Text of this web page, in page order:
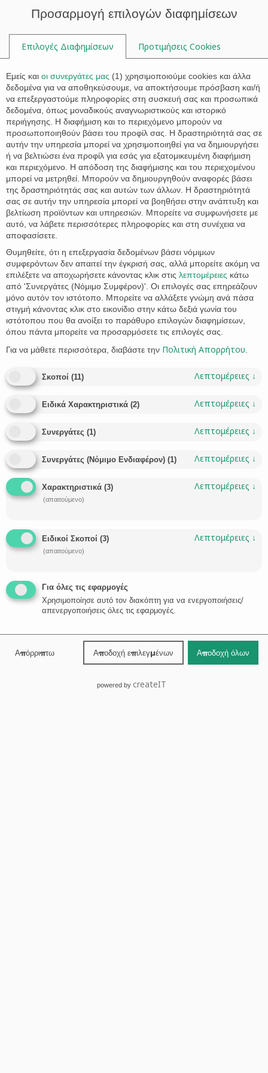
Tag:pensioner
Greece taps into Silver Economy
The Greek government is planning incentives for foreign
pensioners to establish second homes and tax residency in
Greece as part of the country’s efforts to tap into the fast-
growing “Silver Economy”. The European Commission
estimates that by 2025, the needs and demands of Europe’s
seniors will grow to €5.7 trillion, up from more than €3.7…
LIANA STATHAKI  CATEGORY
GOLDEN VISA IMMIGRATION LAW
 CATEGORY
IMMIGRATION
(+30) 24210-30131
 REQUEST CONSULTATION →
Home
Προσαρμογή επιλογών διαφημίσεων
Επιλογές Διαφημίσεων Προτιμήσεις Cookies
Εμείς και οι συνεργάτες μας (1) χρησιμοποιούμε cookies και άλλα
δεδομένα για να αποθηκεύσουμε, να αποκτήσουμε πρόσβαση και/ή
να επεξεργαστούμε πληροφορίες στη συσκευή σας και προσωπικά
δεδομένα, όπως μοναδικούς αναγνωριστικούς και ιστορικό
περιήγησης. Η διαφήμιση και το περιεχόμενο μπορούν να
προσωποποιηθούν βάσει του προφίλ σας. Η δραστηριότητά σας σε
αυτήν την υπηρεσία μπορεί να χρησιμοποιηθεί για να δημιουργήσει
ή να βελτιώσει ένα προφίλ για εσάς για εξατομικευμένη διαφήμιση
και περιεχόμενο. Η απόδοση της διαφήμισης και του περιεχομένου
μπορεί να μετρηθεί. Μπορούν να δημιουργηθούν αναφορές βάσει
της δραστηριότητάς σας και αυτών των άλλων. Η δραστηριότητά
σας σε αυτήν την υπηρεσία μπορεί να βοηθήσει στην ανάπτυξη και
βελτίωση προϊόντων και υπηρεσιών. Μπορείτε να συμφωνήσετε με
αυτό, να λάβετε περισσότερες πληροφορίες και στη συνέχεια να
αποφασίσετε.
Θυμηθείτε, ότι η επεξεργασία δεδομένων βάσει νόμιμων
συμφερόντων δεν απαιτεί την έγκρισή σας, αλλά μπορείτε ακόμη να
επιλέξετε να αποχωρήσετε κάνοντας κλικ στις λεπτομέρειες κάτω
από 'Συνεργάτες (Νόμιμο Συμφέρον)'. Οι επιλογές σας επηρεάζουν
μόνο αυτόν τον ιστότοπο. Μπορείτε να αλλάξετε γνώμη ανά πάσα
στιγμή κάνοντας κλικ στο εικονίδιο στην κάτω δεξιά γωνία του
ιστότοπου που θα ανοίξει το παράθυρο επιλογών διαφημίσεων,
όπου πάντα μπορείτε να προσαρμόσετε τις επιλογές σας.
Για να μάθετε περισσότερα, διαβάστε την Πολιτική Απορρήτου
Σκοποί (11) Λεπτομέρειες ↓
Ειδικά Χαρακτηριστικά (2) Λεπτομέρειες ↓
Συνεργάτες (1) Λεπτομέρειες ↓
Συνεργάτες (Νόμιμο Ενδιαφέρον) (1) Λεπτομέρειες ↓
Χαρακτηριστικά (3)
(απαιτούμενο)
Λεπτομέρειες ↓
Ειδικοί Σκοποί (3)
(απαιτούμενο)
Λεπτομέρειες ↓
Για όλες τις εφαρμογές
Χρησιμοποίησε αυτό τον διακόπτη για να ενεργοποιήσεις/
απενεργοποιήσεις όλες τις εφαρμογές.
Απόρριπτω Αποδοχή επιλεγμένων Αποδοχή όλων
powered by createIT